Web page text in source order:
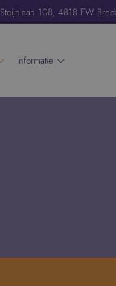
Steijnlaan 108, 4818 EW
informatie